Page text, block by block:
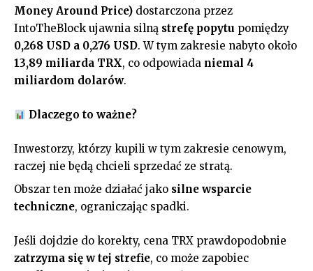
Money Around Price) dostarczona przez
IntoTheBlock ujawnia silną strefę popytu pomiędzy
0,268 USD a 0,276 USD. W tym zakresie nabyto około
13,89 miliarda TRX, co odpowiada niemal 4
miliardom dolarów.
Dlaczego to ważne?
Inwestorzy, którzy kupili w tym zakresie cenowym,
raczej nie będą chcieli sprzedać ze stratą.
Obszar ten może działać jako silne wsparcie
techniczne, ograniczając spadki.
Jeśli dojdzie do korekty, cena TRX prawdopodobnie
zatrzyma się w tej strefie, co może zapobiec